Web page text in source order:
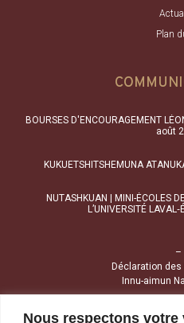
Nous respectons votre
Plan
BOURSES D'ENCOURAGEMENT
août
KUKUETSHITSHEMUNA
NUTASHKUAN | MINI-ÉCOLES
L’UNIVERSITÉ
–
Déclaration
Innu-aimun